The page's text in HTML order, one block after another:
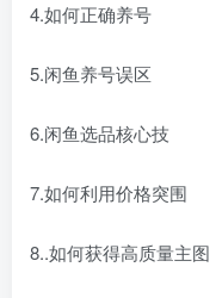
4.如何正确养号
5.闲鱼养号误区
6.闲鱼选品核心技
7.如何利用价格突围
8..如何获得高质量主图